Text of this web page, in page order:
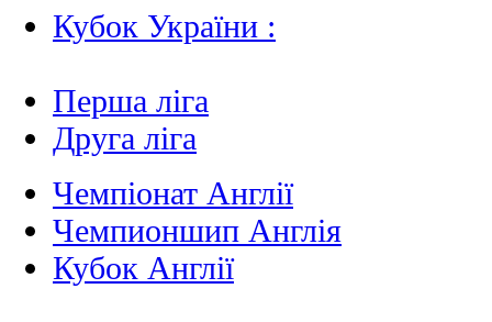
Кубок України :
Перша ліга
Друга ліга
Чемпіонат Англії
Чемпионшип Англія
Кубок Англії